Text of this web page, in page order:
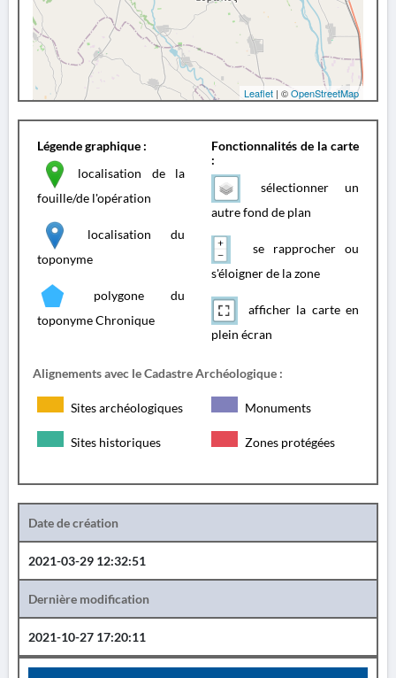
Leaflet | ©OpenStreetMap
Légende graphique :
localisation de la
fouille/de l'opération
localisation du
toponyme
polygone du
toponyme Chronique
Fonctionnalités de la carte
:
sélectionner un
autre fond de plan
se rapprocher ou
s'éloigner de la zone
afficher la carte en
plein écran
Alignements avec le Cadastre Archéologique :
Sites archéologiques Monuments
Sites historiques Zones protégées
Date de création
2021-03-29 12:32:51
Dernière modification
2021-10-27 17:20:11